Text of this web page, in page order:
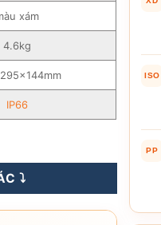
xám
4.6kg
IP66
- KY-F-HX-001-C1 số lượng
⤵️
ISO
PP